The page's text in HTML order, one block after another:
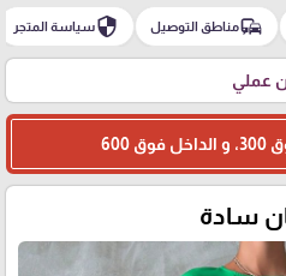
commuteمناطق التوصيل securityسياسة المتجر
عملي
سادة